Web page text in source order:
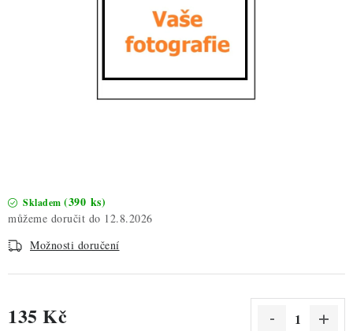
Nepřevzetí zásilky na dobírku
Hodnocení obchodu
Podmínky ochrany osobních údajů
Skladem (390 ks)
12.8.2026
Možnosti doručení
135 Kč